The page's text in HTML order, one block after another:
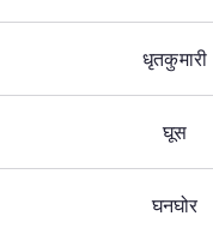
धृतकुमारी
घूस
घनघोर